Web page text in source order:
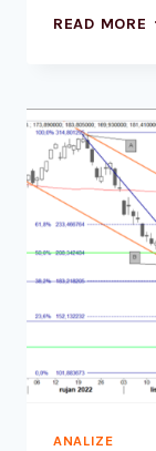
READ MORE
ANALIZE